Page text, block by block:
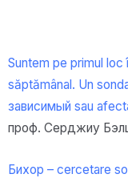
Suntem pe primul loc
săptămânal. Un
зависимый sau
проф. Серджиу
Бихор – cercetare